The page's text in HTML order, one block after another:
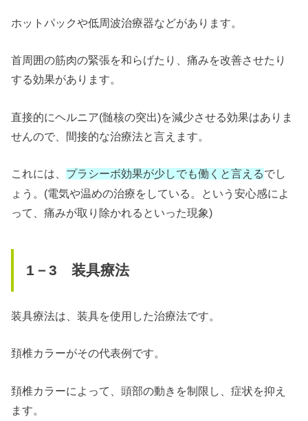
ホットパックや低周波治療器などがあります。
首周囲の筋肉の緊張を和らげたり、痛みを改善させたり
する効果があります。
直接的にヘルニア(髄核の突出)を減少させる効果はありま
せんので、間接的な治療法と言えます。
これには、 プラシーボ効果が少しでも働くと言えるでし
ょう。(電気や温めの治療をしている。という安心感によ
って、痛みが取り除かれるといった現象)
1－3 装具療法
装具療法は、装具を使用した治療法です。
頚椎カラーがその代表例です。
頚椎カラーによって、頭部の動きを制限し、症状を抑え
ます。